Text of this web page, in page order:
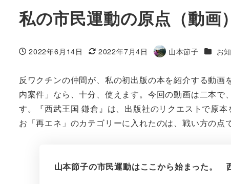
私の市民運動の原点（動画）
投稿日
2022年6月14日
更新日
2022年7月4日
著
山本節子 カテゴ
お
反ワクチンの仲間が、私の初出版の本を紹介する動
内案件」なら、十分、使えます。今回の動画は二本
す。『西武王国 鎌倉』は、出版社のリクエストで原
お「再エネ」のカテゴリーに入れたのは、戦い方の点
山本節子の市民運動はここから始まった。